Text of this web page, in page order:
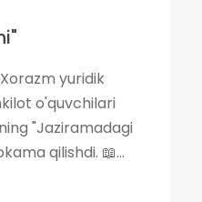
yuridik
o'quvchilari
"Jaziramadagi
qilishdi. 📖...